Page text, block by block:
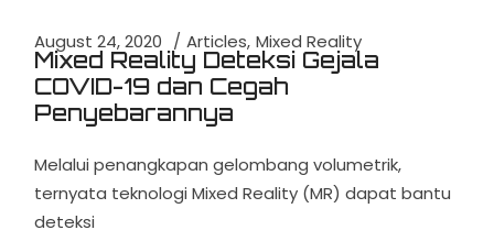
August 24, 2020 Articles Mixed Reality
Mixed Reality Deteksi Gejala
COVID-19 dan Cegah
Penyebarannya
Melalui penangkapan gelombang volumetrik,
ternyata teknologi Mixed Reality (MR) dapat bantu
deteksi